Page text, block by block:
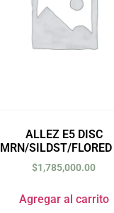
ALLEZ E5 DISC
MRN/SILDST/
$1,785,000.00
Agregar al carrito